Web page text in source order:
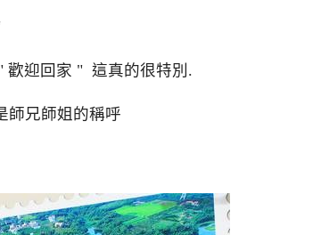
迎回家 " 這真的很特別.
師兄師姐的稱呼